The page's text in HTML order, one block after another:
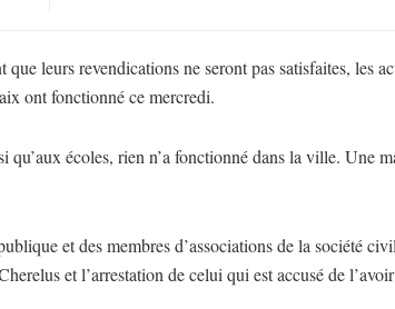
leurs revendications ne seront pas satisfaites, les
ont fonctionné ce mercredi.
écoles, rien n’a fonctionné dans la ville. Une
et des membres d’associations de la société
et l’arrestation de celui qui est accusé de